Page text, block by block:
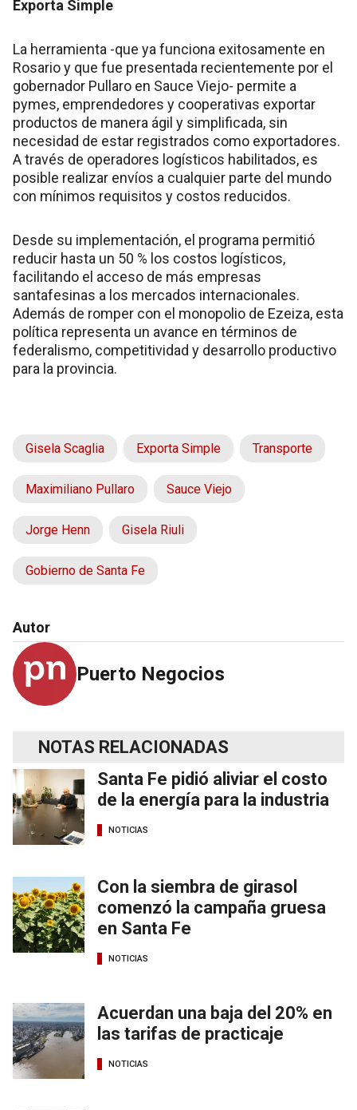
Exporta Simple
La herramienta -que ya funciona exitosamente en
Rosario y que fue presentada recientemente por el
gobernador Pullaro en Sauce Viejo- permite a
pymes, emprendedores y cooperativas exportar
productos de manera ágil y simplificada, sin
necesidad de estar registrados como exportadores.
A través de operadores logísticos habilitados, es
posible realizar envíos a cualquier parte del mundo
con mínimos requisitos y costos reducidos.
Desde su implementación, el programa permitió
reducir hasta un 50 % los costos logísticos,
facilitando el acceso de más empresas
santafesinas a los mercados internacionales.
Además de romper con el monopolio de Ezeiza, esta
política representa un avance en términos de
federalismo, competitividad y desarrollo productivo
para la provincia.
Gisela Scaglia Exporta Simple Transporte
Maximiliano Pullaro Sauce Viejo
Jorge Henn Gisela Riuli
Gobierno de Santa Fe
Autor
Puerto Negocios
NOTAS RELACIONADAS
Santa Fe pidió aliviar el costo
de la energía para la industria
NOTICIAS
Con la siembra de girasol
comenzó la campaña gruesa
en Santa Fe
NOTICIAS
Acuerdan una baja del 20% en
las tarifas de practicaje
NOTICIAS